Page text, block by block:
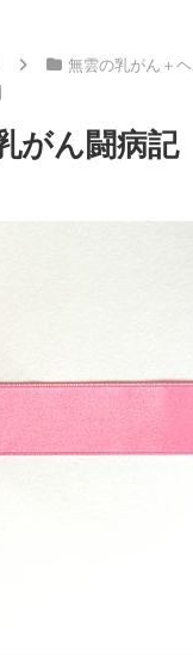
無雲の乳がん＋
がん闘病